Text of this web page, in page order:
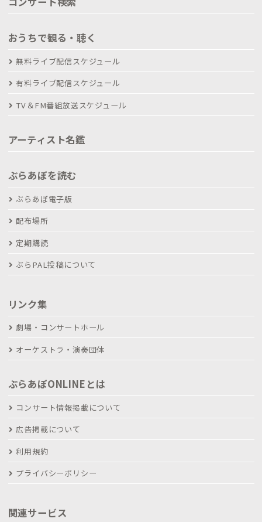
おうちで観る・聴く
無料ライブ配信スケジュール
有料ライブ配信スケジュール
TV＆FM番組放送スケジュール
アーティスト名鑑
ぶらあぼを読む
ぶらあぼ電子版
配布場所
定期購読
ぶらPAL投稿について
リンク集
劇場・コンサートホール
オーケストラ・演奏団体
ぶらあぼONLINEとは
コンサート情報掲載について
広告掲載について
利用規約
プライバシーポリシー
関連サービス